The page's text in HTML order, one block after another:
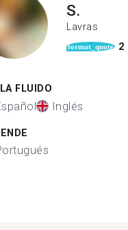
S.
Lavras
format_quote 2
FLUIDO
Inglés